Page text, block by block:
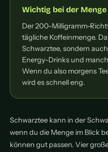
Wichtig bei der Menge
Der 200-Milligramm-
tägliche Koffeinmenge.
Schwarztee, sondern
Energy-Drinks und
Wenn du also morgens
wird es schnell eng.
Schwarztee kann in der
wenn du die Menge im Blick
können gut passen. Vier